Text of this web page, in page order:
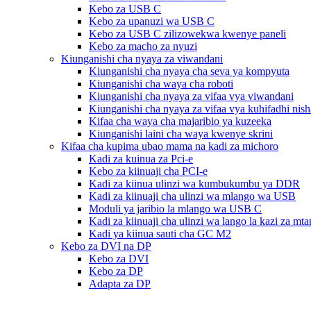
Kebo za USB C
Kebo za upanuzi wa USB C
Kebo za USB C zilizowekwa kwenye paneli
Kebo za macho za nyuzi
Kiunganishi cha nyaya za viwandani
Kiunganishi cha nyaya cha seva ya kompyuta
Kiunganishi cha waya cha roboti
Kiunganishi cha nyaya za vifaa vya viwandani
Kiunganishi cha nyaya za vifaa vya kuhifadhi
Kifaa cha waya cha majaribio ya kuzeeka
Kiunganishi laini cha waya kwenye skrini
Kifaa cha kupima ubao mama na kadi za michoro
Kadi za kuinua za Pci-e
Kebo za kiinuaji cha PCI-e
Kadi za kiinua ulinzi wa kumbukumbu ya DDR
Kadi za kiinuaji cha ulinzi wa mlango wa USB
Moduli ya jaribio la mlango wa USB C
Kadi za kiinuaji cha ulinzi wa lango la kazi za
Kadi ya kiinua sauti cha GC M2
Kebo za DVI na DP
Kebo za DVI
Kebo za DP
Adapta za DP